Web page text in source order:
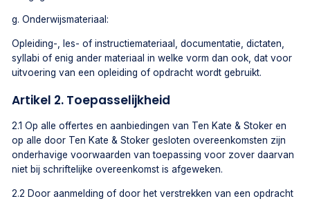
g. Onderwijsmateriaal:
Opleiding-, les- of instructiemateriaal, documentatie, dictaten,
syllabi of enig ander materiaal in welke vorm dan ook, dat voor
uitvoering van een opleiding of opdracht wordt gebruikt.
Artikel 2. Toepasselijkheid
2.1 Op alle offertes en aanbiedingen van Ten Kate & Stoker en
op alle door Ten Kate & Stoker gesloten overeenkomsten zijn
onderhavige voorwaarden van toepassing voor zover daarvan
niet bij schriftelijke overeenkomst is afgeweken.
2.2 Door aanmelding of door het verstrekken van een opdracht